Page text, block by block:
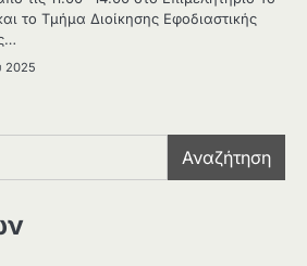
το Τμήμα Διοίκησης Εφοδιαστικής
2025
Αναζήτηση